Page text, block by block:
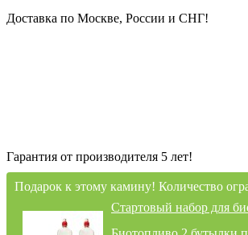
Доставка по Москве, России и СНГ!
Гарантия от производителя 5 лет!
Подарок к этому камину! Количество
Стартовый набор для